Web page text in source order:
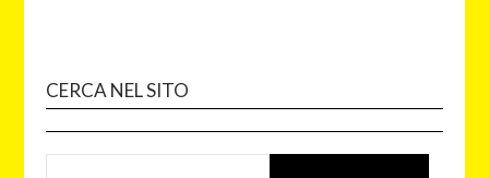
CERCA NEL SITO